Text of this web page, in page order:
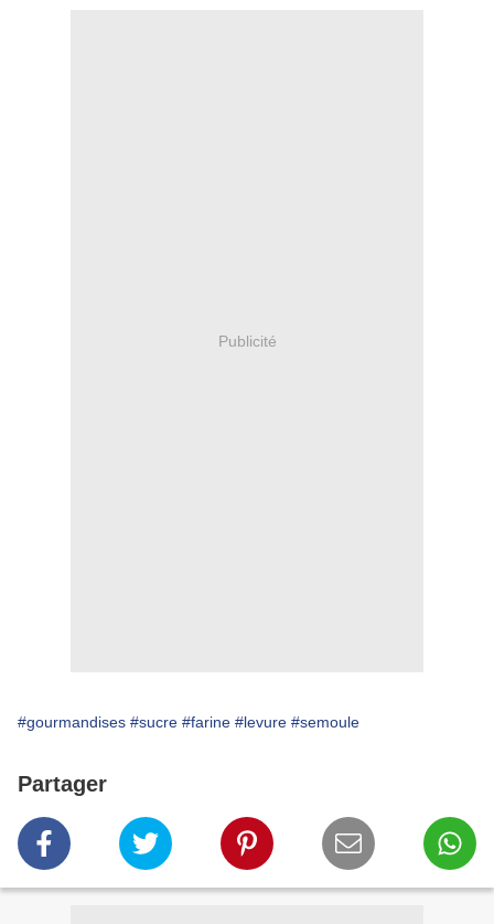
Publicité
#gourmandises #sucre #farine #levure #semoule
Partager